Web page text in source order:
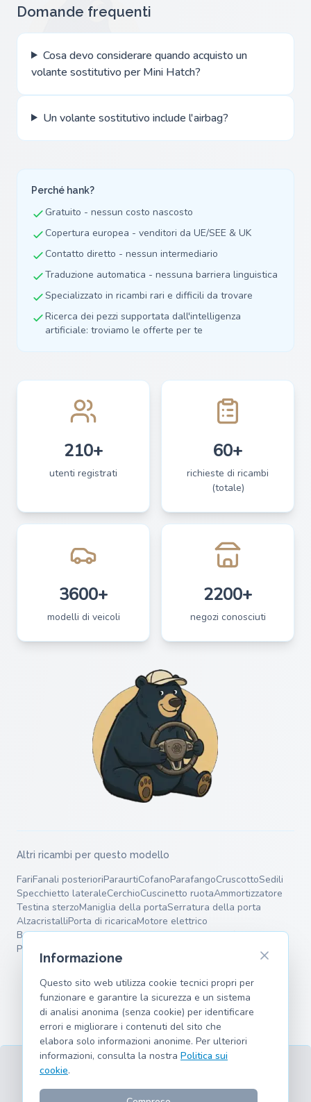
Domande frequenti
Cosa devo considerare quando acquisto un
volante sostitutivo per Mini Hatch?
Un volante sostitutivo include l'airbag?
Perché hank?
Gratuito - nessun costo nascosto
Copertura europea - venditori da UE/SEE & UK
Contatto diretto - nessun intermediario
Traduzione automatica - nessuna barriera linguistica
Specializzato in ricambi rari e difficili da trovare
Ricerca dei pezzi supportata dall'intelligenza
artificiale: troviamo le offerte per te
210+
utenti registrati
60+
richieste di ricambi
(totale)
3600+
modelli di veicoli
2200+
negozi conosciuti
Altri ricambi per questo modello
FariFanali posterioriParaurtiCofanoParafangoCruscottoSedili
Specchietto lateraleCerchioCuscinetto ruotaAmmortizzatore
Testina sterzoManiglia della portaSerratura della porta
AlzacristalliPorta di ricaricaMotore elettrico
Batteria ad alta tensioneSupporto motoreDischi freno
Pastiglie freno
TerminiPrivacyNote legaliCookiesModelli supportati
Informazione
Questo sito web utilizza cookie tecnici propri per
funzionare e garantire la sicurezza e un sistema
di analisi anonima (senza cookie) per identificare
errori e migliorare i contenuti del sito che
elabora solo informazioni anonime. Per ulteriori
informazioni, consulta la nostra Politica sui
cookie.